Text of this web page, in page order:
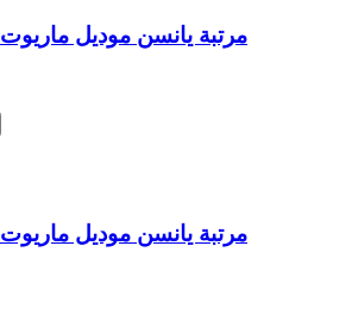
مرتبة يانسن موديل ماريوت 150*190*22 سم
مرتبة يانسن موديل ماريوت 140*200*22 سم